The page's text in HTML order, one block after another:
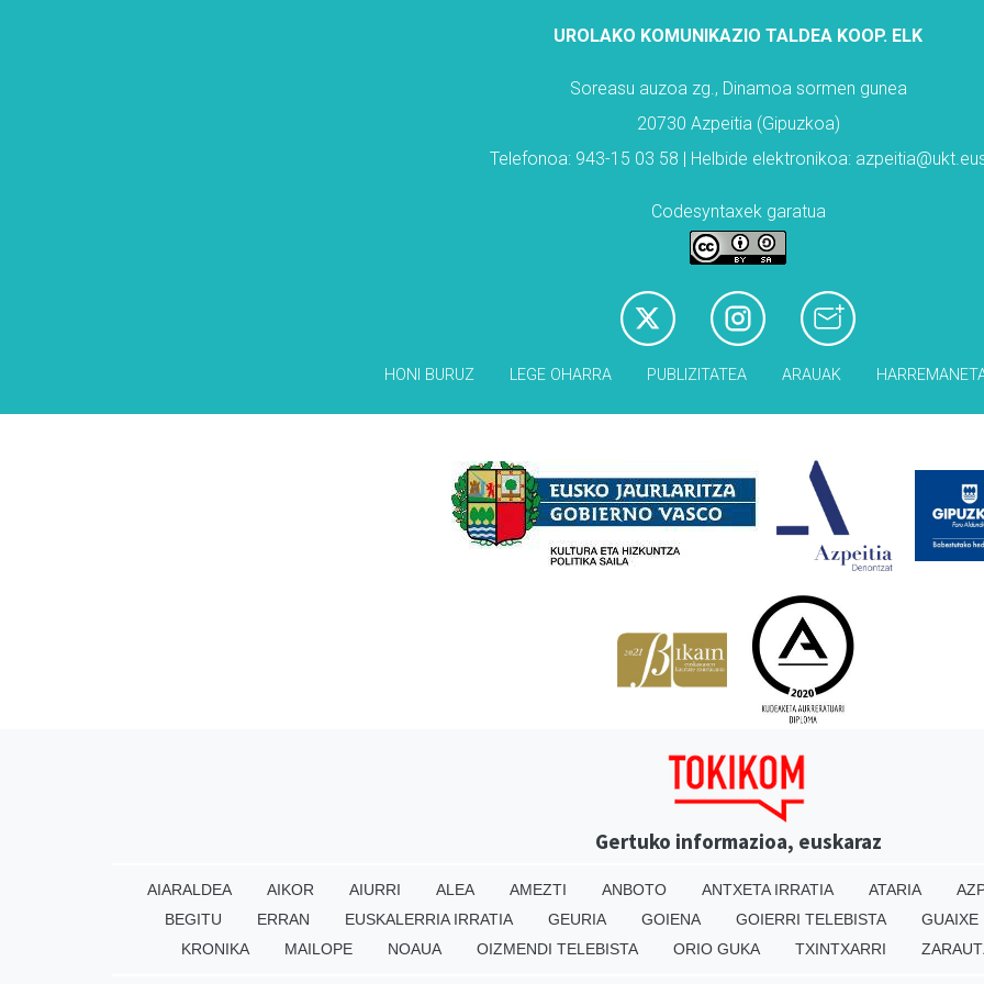
UROLAKO KOMUNIKAZIO TALDEA KOOP. ELK
Soreasu auzoa zg., Dinamoa sormen gunea
20730 Azpeitia (Gipuzkoa)
Telefonoa: 943-15 03 58 | Helbide elektronikoa:
Codesyntaxek garatua
HONI BURUZ LEGE OHARRA PUBLIZITATEA ARAUAK
Gertuko informazioa, euskaraz
AIARALDEA AIKOR AIURRI ALEA AMEZTI ANBOTO ANTXETA IRRATIA ATARIA
BEGITU
ERRAN EUSKALERRIA IRRATIA GEURIA GOIENA GOIERRI TELEBISTA GUAIXE
KRONIKA
MAILOPE NOAUA OIZMENDI TELEBISTA ORIO GUKA TXINTXARRI